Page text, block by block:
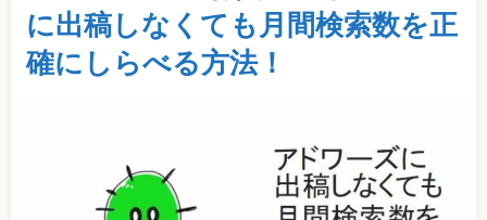
に出稿しなくても月間検索数を正
確にしらべる方法！